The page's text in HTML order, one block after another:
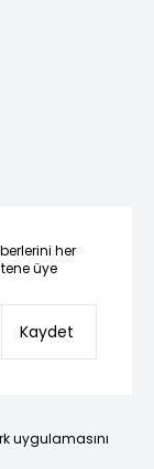
her
üye
Kaydet
uygulamasını